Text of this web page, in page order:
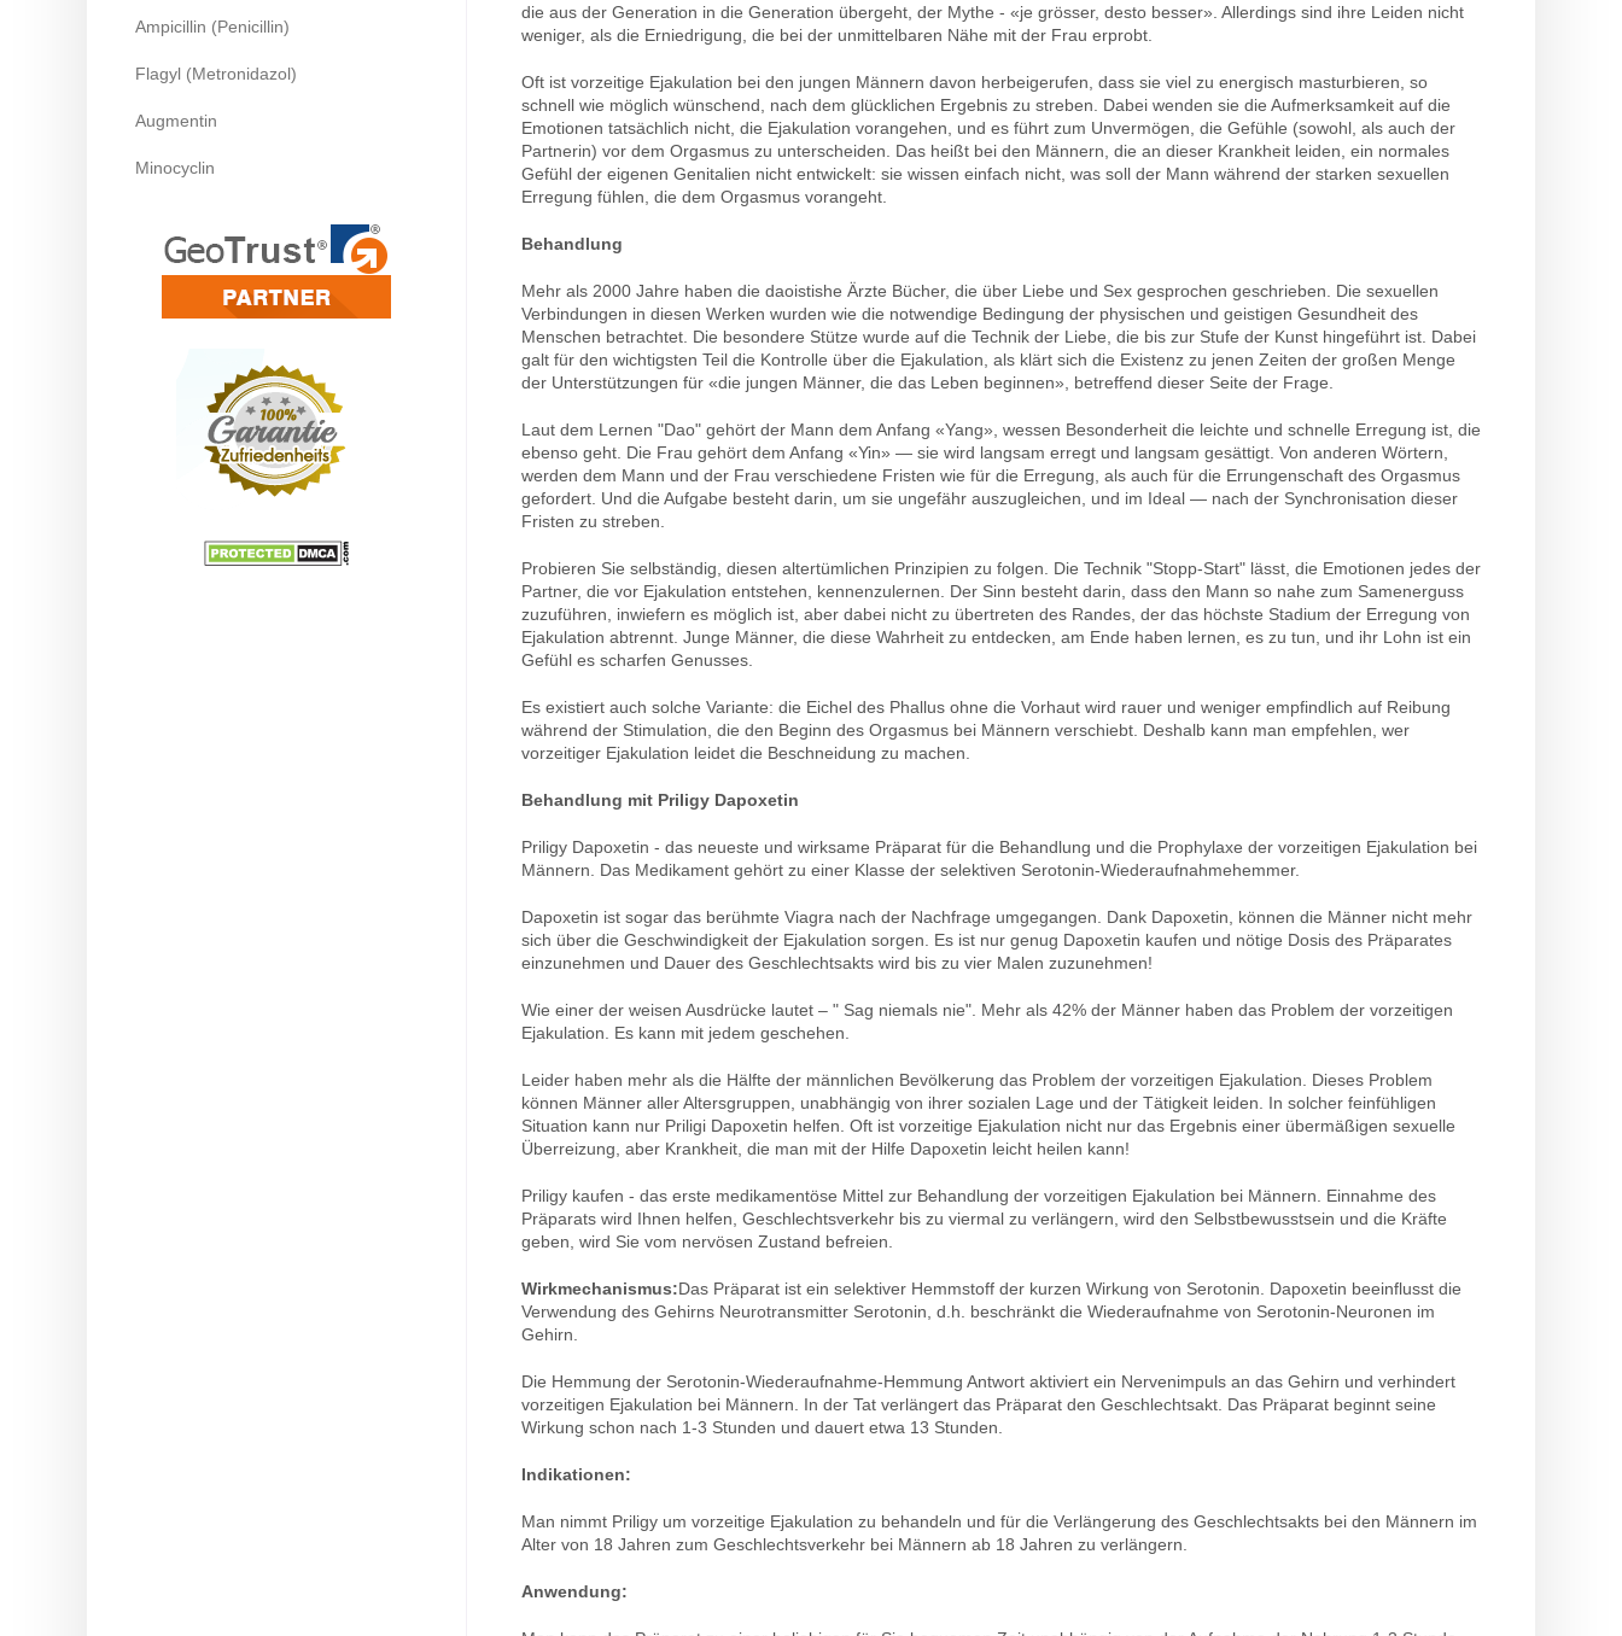
Ampicillin (Penicillin)
Flagyl (Metronidazol)
Augmentin
Minocyclin
die aus der Generation in die Generation übergeht, der Mythe - «je grösser, desto besser». Allerdings sind ihre Leiden nicht
weniger, als die Erniedrigung, die bei der unmittelbaren Nähe mit der Frau erprobt.
Oft ist vorzeitige Ejakulation bei den jungen Männern davon herbeigerufen, dass sie viel zu energisch masturbieren, so
schnell wie möglich wünschend, nach dem glücklichen Ergebnis zu streben. Dabei wenden sie die Aufmerksamkeit auf die
Emotionen tatsächlich nicht, die Ejakulation vorangehen, und es führt zum Unvermögen, die Gefühle (sowohl, als auch der
Partnerin) vor dem Orgasmus zu unterscheiden. Das heißt bei den Männern, die an dieser Krankheit leiden, ein normales
Gefühl der eigenen Genitalien nicht entwickelt: sie wissen einfach nicht, was soll der Mann während der starken sexuellen
Erregung fühlen, die dem Orgasmus vorangeht.
Behandlung
Mehr als 2000 Jahre haben die daoistishe Ärzte Bücher, die über Liebe und Sex gesprochen geschrieben. Die sexuellen
Verbindungen in diesen Werken wurden wie die notwendige Bedingung der physischen und geistigen Gesundheit des
Menschen betrachtet. Die besondere Stütze wurde auf die Technik der Liebe, die bis zur Stufe der Kunst hingeführt ist. Dabei
galt für den wichtigsten Teil die Kontrolle über die Ejakulation, als klärt sich die Existenz zu jenen Zeiten der großen Menge
der Unterstützungen für «die jungen Männer, die das Leben beginnen», betreffend dieser Seite der Frage.
Laut dem Lernen "Dao" gehört der Mann dem Anfang «Yang», wessen Besonderheit die leichte und schnelle Erregung ist, die
ebenso geht. Die Frau gehört dem Anfang «Yin» — sie wird langsam erregt und langsam gesättigt. Von anderen Wörtern,
werden dem Mann und der Frau verschiedene Fristen wie für die Erregung, als auch für die Errungenschaft des Orgasmus
gefordert. Und die Aufgabe besteht darin, um sie ungefähr auszugleichen, und im Ideal — nach der Synchronisation dieser
Fristen zu streben.
Probieren Sie selbständig, diesen altertümlichen Prinzipien zu folgen. Die Technik "Stopp-Start" lässt, die Emotionen jedes der
Partner, die vor Ejakulation entstehen, kennenzulernen. Der Sinn besteht darin, dass den Mann so nahe zum Samenerguss
zuzuführen, inwiefern es möglich ist, aber dabei nicht zu übertreten des Randes, der das höchste Stadium der Erregung von
Ejakulation abtrennt. Junge Männer, die diese Wahrheit zu entdecken, am Ende haben lernen, es zu tun, und ihr Lohn ist ein
Gefühl es scharfen Genusses.
Es existiert auch solche Variante: die Eichel des Phallus ohne die Vorhaut wird rauer und weniger empfindlich auf Reibung
während der Stimulation, die den Beginn des Orgasmus bei Männern verschiebt. Deshalb kann man empfehlen, wer
vorzeitiger Ejakulation leidet die Beschneidung zu machen.
Behandlung mit Priligy Dapoxetin
Priligy Dapoxetin - das neueste und wirksame Präparat für die Behandlung und die Prophylaxe der vorzeitigen Ejakulation bei
Männern. Das Medikament gehört zu einer Klasse der selektiven Serotonin-Wiederaufnahmehemmer.
Dapoxetin ist sogar das berühmte Viagra nach der Nachfrage umgegangen. Dank Dapoxetin, können die Männer nicht mehr
sich über die Geschwindigkeit der Ejakulation sorgen. Es ist nur genug Dapoxetin kaufen und nötige Dosis des Präparates
einzunehmen und Dauer des Geschlechtsakts wird bis zu vier Malen zuzunehmen!
Wie einer der weisen Ausdrücke lautet – " Sag niemals nie". Mehr als 42% der Männer haben das Problem der vorzeitigen
Ejakulation. Es kann mit jedem geschehen.
Leider haben mehr als die Hälfte der männlichen Bevölkerung das Problem der vorzeitigen Ejakulation. Dieses Problem
können Männer aller Altersgruppen, unabhängig von ihrer sozialen Lage und der Tätigkeit leiden. In solcher feinfühligen
Situation kann nur Priligi Dapoxetin helfen. Oft ist vorzeitige Ejakulation nicht nur das Ergebnis einer übermäßigen sexuelle
Überreizung, aber Krankheit, die man mit der Hilfe Dapoxetin leicht heilen kann!
Priligy kaufen - das erste medikamentöse Mittel zur Behandlung der vorzeitigen Ejakulation bei Männern. Einnahme des
Präparats wird Ihnen helfen, Geschlechtsverkehr bis zu viermal zu verlängern, wird den Selbstbewusstsein und die Kräfte
geben, wird Sie vom nervösen Zustand befreien.
Wirkmechanismus:Das Präparat ist ein selektiver Hemmstoff der kurzen Wirkung von Serotonin. Dapoxetin beeinflusst die
Verwendung des Gehirns Neurotransmitter Serotonin, d.h. beschränkt die Wiederaufnahme von Serotonin-Neuronen im
Gehirn.
Die Hemmung der Serotonin-Wiederaufnahme-Hemmung Antwort aktiviert ein Nervenimpuls an das Gehirn und verhindert
vorzeitigen Ejakulation bei Männern. In der Tat verlängert das Präparat den Geschlechtsakt. Das Präparat beginnt seine
Wirkung schon nach 1-3 Stunden und dauert etwa 13 Stunden.
Indikationen:
Man nimmt Priligy um vorzeitige Ejakulation zu behandeln und für die Verlängerung des Geschlechtsakts bei den Männern im
Alter von 18 Jahren zum Geschlechtsverkehr bei Männern ab 18 Jahren zu verlängern.
Anwendung: